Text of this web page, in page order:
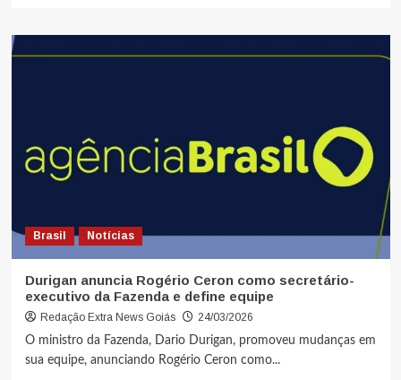
Brasil Notícias
Durigan anuncia Rogério Ceron como secretário-
executivo da Fazenda e define equipe
Redação Extra News Goiás
24/03/2026
O ministro da Fazenda, Dario Durigan, promoveu mudanças em
sua equipe, anunciando Rogério Ceron como...